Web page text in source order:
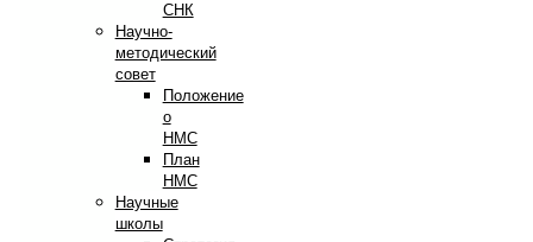
СНК
Научно-
методический
совет
Положение
о
НМС
План
НМС
Научные
школы